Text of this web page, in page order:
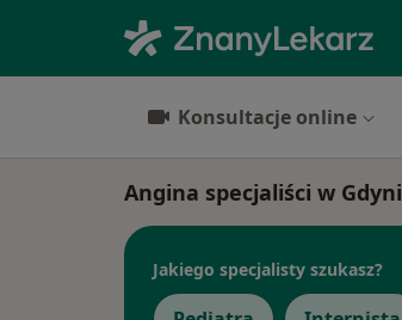
Konsultacje online
Angina specjaliści w Gdyni
Jakiego specjalisty szukasz?